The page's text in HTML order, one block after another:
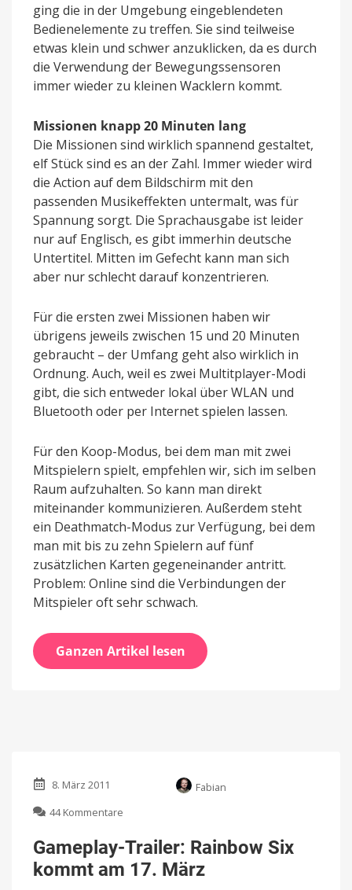
ging die in der Umgebung eingeblendeten
Bedienelemente zu treffen. Sie sind teilweise
etwas klein und schwer anzuklicken, da es durch
die Verwendung der Bewegungssensoren
immer wieder zu kleinen Wacklern kommt.
Missionen knapp 20 Minuten lang
Die Missionen sind wirklich spannend gestaltet,
elf Stück sind es an der Zahl. Immer wieder wird
die Action auf dem Bildschirm mit den
passenden Musikeffekten untermalt, was für
Spannung sorgt. Die Sprachausgabe ist leider
nur auf Englisch, es gibt immerhin deutsche
Untertitel. Mitten im Gefecht kann man sich
aber nur schlecht darauf konzentrieren.
Für die ersten zwei Missionen haben wir
übrigens jeweils zwischen 15 und 20 Minuten
gebraucht – der Umfang geht also wirklich in
Ordnung. Auch, weil es zwei Multitplayer-Modi
gibt, die sich entweder lokal über WLAN und
Bluetooth oder per Internet spielen lassen.
Für den Koop-Modus, bei dem man mit zwei
Mitspielern spielt, empfehlen wir, sich im selben
Raum aufzuhalten. So kann man direkt
miteinander kommunizieren. Außerdem steht
ein Deathmatch-Modus zur Verfügung, bei dem
man mit bis zu zehn Spielern auf fünf
zusätzlichen Karten gegeneinander antritt.
Problem: Online sind die Verbindungen der
Mitspieler oft sehr schwach.
Ganzen Artikel lesen
8. März 2011
Fabian
44 Kommentare
Trailer:
Rainbow
Six
Gameplay-Trailer: Rainbow Six
kommt am 17. März